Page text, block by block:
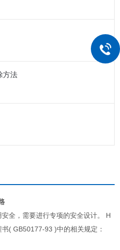
方法
全，需要进行专项的安全设计。 H
( GB50177-93 )中的相关规定：